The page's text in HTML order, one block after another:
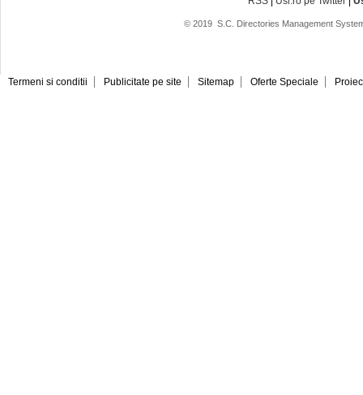
© 2019 S.C. Directories Management
Termeni si conditii Publicitate pe site Sitemap Oferte Speciale